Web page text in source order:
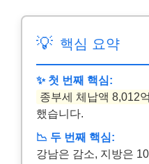
💡 핵심 요약
✨ 첫 번째 핵심:
종부세 체납액 8,012
했습니다.
📉 두 번째 핵심:
강남은 감소, 지방은